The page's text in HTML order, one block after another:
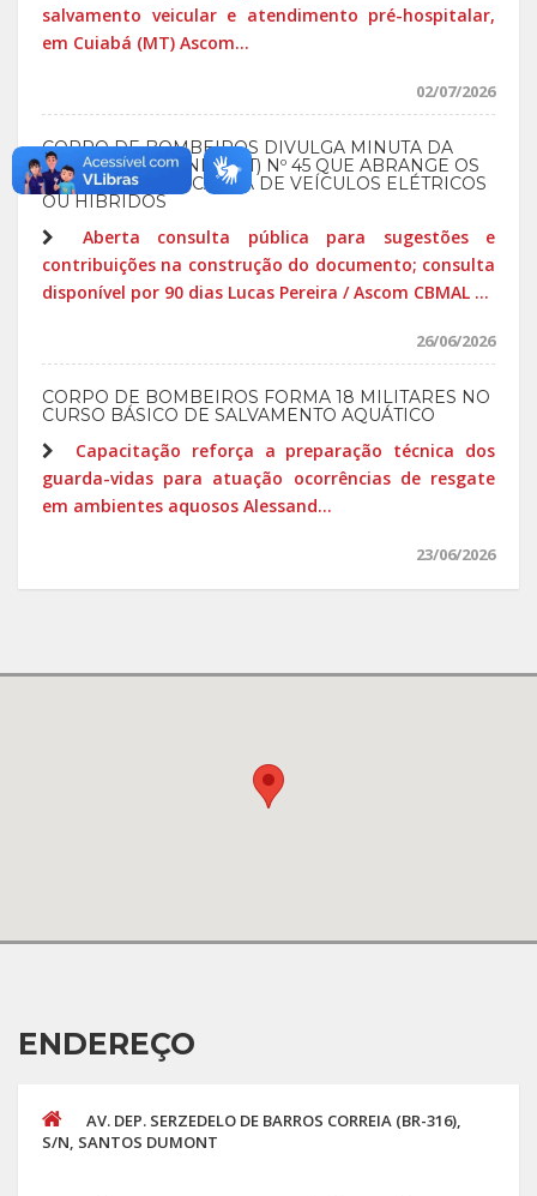
salvamento veicular e atendimento pré-hospitalar,
em Cuiabá (MT) Ascom...
02/07/2026
CORPO DE BOMBEIROS DIVULGA MINUTA DA
INSTRUÇÃO TÉCNICA (IT) Nº 45 QUE ABRANGE OS
LOCAIS PARA RECARGA DE VEÍCULOS ELÉTRICOS
OU HÍBRIDOS
Aberta consulta pública para sugestões e
contribuições na construção do documento; consulta
disponível por 90 dias Lucas Pereira / Ascom CBMAL ...
26/06/2026
CORPO DE BOMBEIROS FORMA 18 MILITARES NO
CURSO BÁSICO DE SALVAMENTO AQUÁTICO
Capacitação reforça a preparação técnica dos
guarda-vidas para atuação ocorrências de resgate
em ambientes aquosos Alessand...
23/06/2026
ENDEREÇO
AV. DEP. SERZEDELO DE BARROS CORREIA (BR-316),
S/N, SANTOS DUMONT